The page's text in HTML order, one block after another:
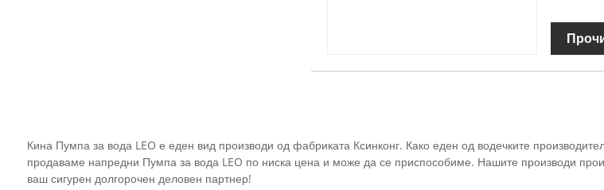
Кина Пумпа за вода LEO е еден вид производи од фабриката Ксинконг. Како еден од водечките
продаваме напредни Пумпа за вода LEO по ниска цена и може да се приспособиме. Нашите производи
ваш сигурен долгорочен деловен партнер!